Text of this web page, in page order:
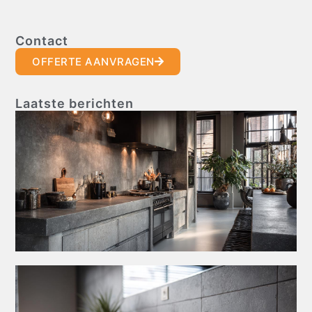
Contact
OFFERTE AANVRAGEN
Laatste berichten